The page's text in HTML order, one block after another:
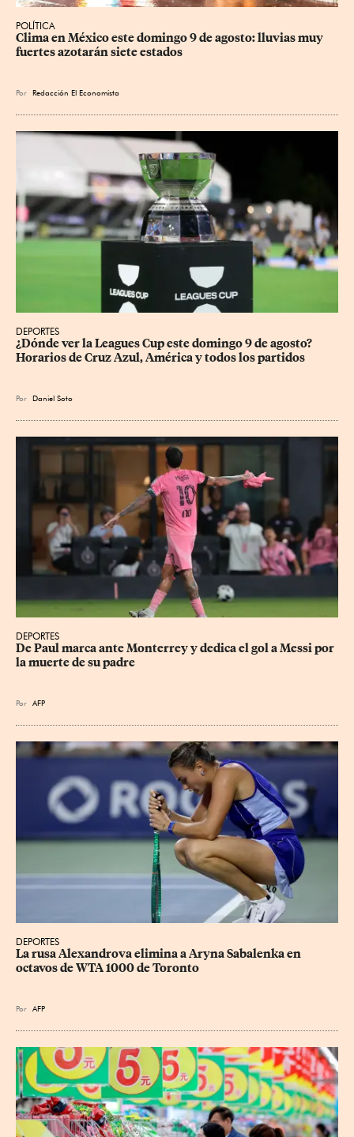
POLÍTICA
Clima en México este domingo 9 de agosto: lluvias muy
fuertes azotarán siete estados
Por Redacción El Economista
DEPORTES
¿Dónde ver la Leagues Cup este domingo 9 de agosto?
Horarios de Cruz Azul, América y todos los partidos
Por Daniel Soto
DEPORTES
De Paul marca ante Monterrey y dedica el gol a Messi por
la muerte de su padre
Por AFP
DEPORTES
La rusa Alexandrova elimina a Aryna Sabalenka en
octavos de WTA 1000 de Toronto
Por AFP